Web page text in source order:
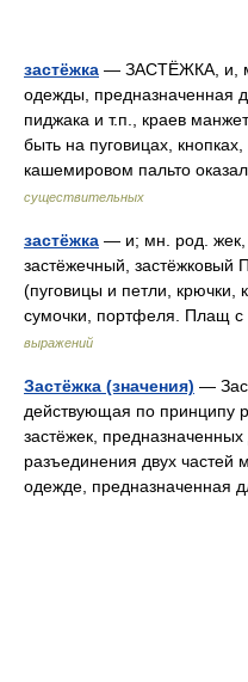
застёжка — ЗАСТЁЖКА, и,
одежды, предназначенная
пиджака и т.п., краев
быть на пуговицах,
кашемировом пальто
существительных
застёжка — и; мн. род. жек,
застёжечный, застёжковый
(пуговицы и петли, крючки,
сумочки, портфеля. Плащ
выражений
Застёжка (значения) —
действующая по принципу
застёжек,
разъединения двух частей
одежде,